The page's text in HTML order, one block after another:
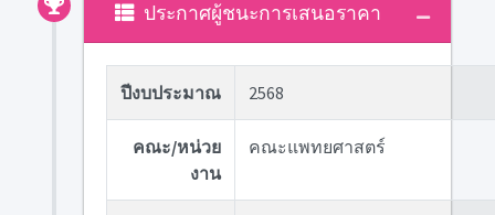
ประกาศผู้ชนะการเสนอราคา
ปีงบประมาณ 2568
คณะ/หน่วย
งาน
คณะแพทยศาสตร์